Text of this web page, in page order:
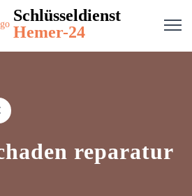
Schlüsseldienst
Hemer-24
reparatur